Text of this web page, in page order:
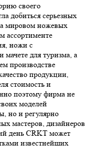
своего
добиться серьезных
мировом ножевых
ассортименте
ножи с
для туризма, а
производстве
продукции,
стоимость и
поэтому фирма не
моделей
но и регулярно
мастеров, дизайнеров
день CRKT может
известнейших